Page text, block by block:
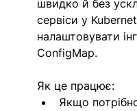
швидко й без
сервіси у
налаштовувати
ConfigMap.
Як це працює:
Якщо